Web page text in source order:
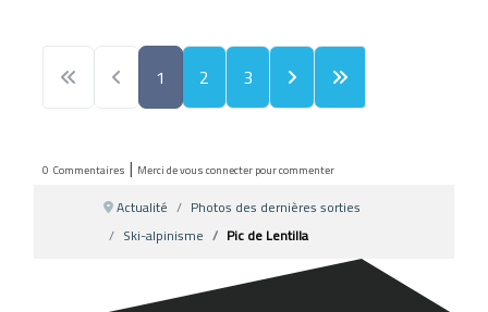
1 2 3
0 Commentaires | Merci de vous connecter pour commenter
Actualité
Photos des dernières sorties
Ski-alpinisme
Pic de Lentilla